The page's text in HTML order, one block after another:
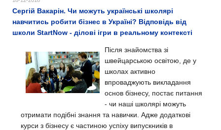
Сергій Вакарін. Чи можуть українські школярі
навчитись робити бізнес в Україні? Відповідь від
школи StartNow - ділові ігри в реальному контексті
Після знайомства зі
швейцарською освітою, де у
школах активно
впроваджують викладання
основ бізнесу, постає питання
- чи наші школярі можуть
отримати подібні знання та навички. Адже додаткові
курси з бізнесу є частиною успіху випускників в